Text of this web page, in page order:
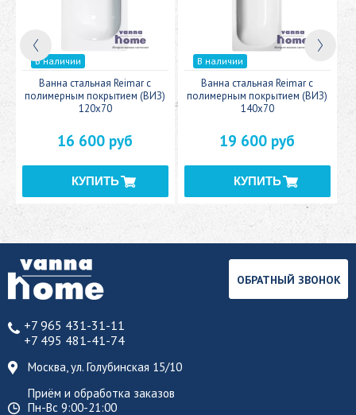
В наличии
Ванна стальная Reimar с
полимерным покрытием (ВИЗ)
120x70
16 600 руб
В наличии
Ванна стальная Reimar с
полимерным покрытием (ВИЗ)
140x70
19 600 руб
+7 965 431-31-11
+7 495 481-41-74
Москва, ул. Голубинская 15/10
Приём и обработка заказов
Пн-Вс 9:00-21:00
ОБРАТНЫЙ ЗВОНОК